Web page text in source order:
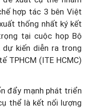
hợp tác 3 bên Việt
thống nhất ký kết
tại cuộc họp Bộ
kiến diễn ra trong
TPHCM (ITE HCMC)
đẩy mạnh phát triển
thể là kết nối lượng